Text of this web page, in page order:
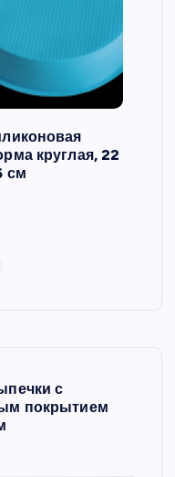
круглая, 22
см
с
покрытием